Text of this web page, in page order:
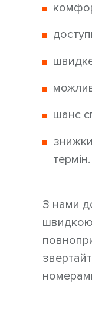
шанс
термін.
З нами